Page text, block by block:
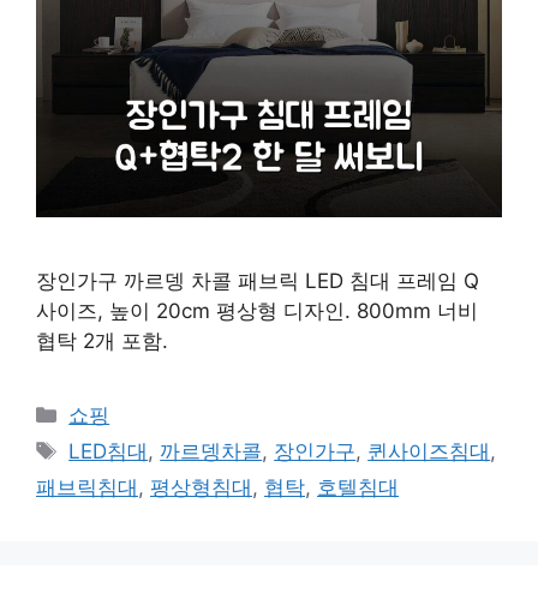
장인가구 까르뎅 차콜 패브릭 LED 침대 프레임 Q
사이즈, 높이 20cm 평상형 디자인. 800mm 너비
협탁 2개 포함.
카
테
리
쇼핑
태
그
LED침대 , 까르뎅차콜, 장인가구, 퀸사이즈침대 ,
패브릭침대 , 평상형침대 , 협탁, 호텔침대